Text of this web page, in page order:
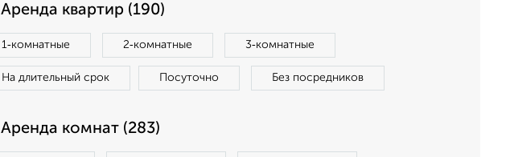
Аренда квартир (190)
1‑комнатные 2‑комнатные 3‑комнатные
На длительный срок Посуточно Без посредников
Аренда комнат (283)